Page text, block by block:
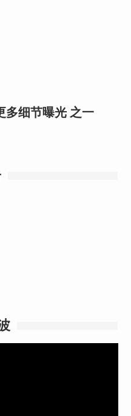
多细节曝光 之一